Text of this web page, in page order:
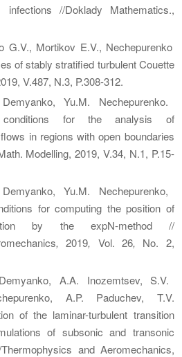
//Doklady Mathematics.,
G.V., Mortikov E.V., Nechepurenko
of stably stratified turbulent Couette
V.487, N.3, P.308-312.
Yu.M. Nechepurenko.
conditions for the analysis of
in regions with open boundaries
Modelling, 2019, V.34, N.1, P.15-
Yu.M. Nechepurenko,
for computing the position of
by the expN-method //
,2019, Vol. 26, No. 2,
A.A. Inozemtsev, S.V.
A.P. Paduchev, T.V.
of the laminar-turbulent transition
of subsonic and transonic
and Aeromechanics,